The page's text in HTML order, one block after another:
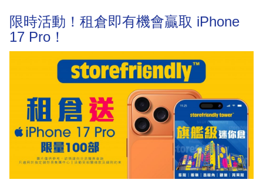
限時活動！租倉即有機會贏取 iPhone
17 Pro！